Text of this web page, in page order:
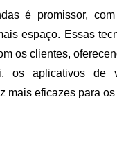
é promissor,
espaço. Essas
os clientes,
os aplicativos de
mais eficazes para